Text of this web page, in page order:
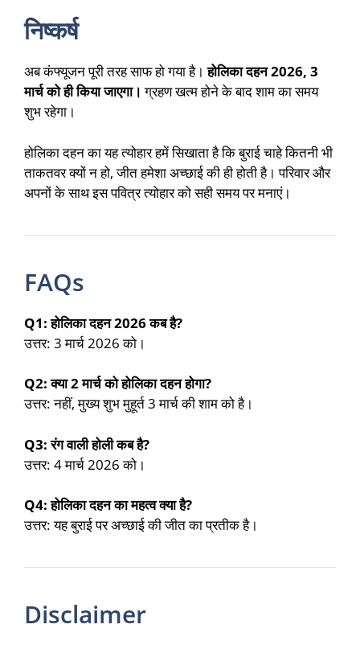
निष्कर्ष
अब कंफ्यूजन पूरी तरह साफ हो गया है।होलिका दहन 2026, 3
मार्च को ही किया जाएगा। ग्रहण खत्म होने के बाद शाम का समय
शुभ रहेगा।
होलिका दहन का यह त्योहार हमें सिखाता है कि बुराई चाहे कितनी भी
ताकतवर क्यों न हो, जीत हमेशा अच्छाई की ही होती है। परिवार और
अपनों के साथ इस पवित्र त्योहार को सही समय पर मनाएं।
FAQs
Q1: होलिका दहन 2026 कब है?
उत्तर: 3 मार्च 2026 को।
Q2: क्या 2 मार्च को होलिका दहन होगा?
उत्तर: नहीं, मुख्य शुभ मुहूर्त 3 मार्च की शाम को है।
Q3: रंग वाली होली कब है?
उत्तर: 4 मार्च 2026 को।
Q4: होलिका दहन का महत्व क्या है?
उत्तर: यह बुराई पर अच्छाई की जीत का प्रतीक है।
Disclaimer